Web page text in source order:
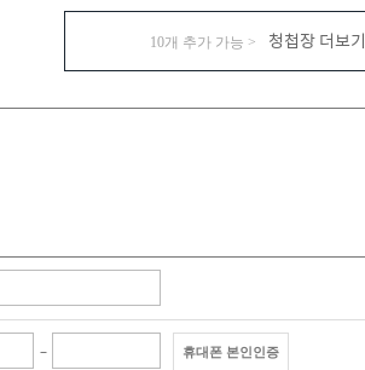
10개 추가 가능 > 청첩장 더보기
휴대폰 본인인증